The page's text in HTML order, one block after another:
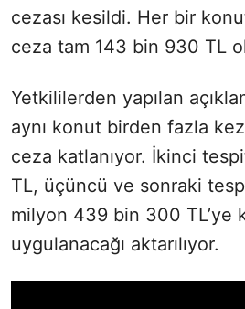
cezası kesildi. Her bir
ceza tam 143 bin 930 TL
Yetkililerden yapılan
aynı konut birden fazla
ceza katlanıyor. İkinci
TL, üçüncü ve sonraki
milyon 439 bin 300 TL’ye
uygulanacağı aktarılıyor.